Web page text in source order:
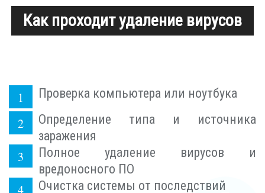
Как проходит удаление вирусов
Проверка компьютера или ноутбука
Определение типа и источника
заражения
Полное удаление вирусов и
вредоносного ПО
Очистка системы от последствий